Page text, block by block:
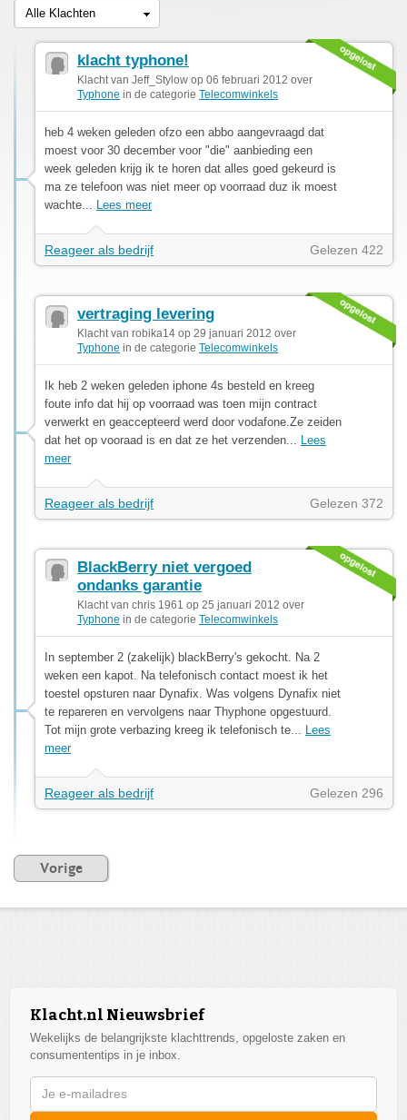
Alle Klachten
klacht typhone!
Klacht van Jeff_Stylow op 06 februari 2012 over
Typhone in de categorie Telecomwinkels
heb 4 weken geleden ofzo een abbo aangevraagd dat
moest voor 30 december voor "die" aanbieding een
week geleden krijg ik te horen dat alles goed gekeurd is
ma ze telefoon was niet meer op voorraad duz ik moest
wachte... Lees meer
Reageer als bedrijf Gelezen 422
vertraging levering
Klacht van robika14 op 29 januari 2012 over
Typhone in de categorie Telecomwinkels
Ik heb 2 weken geleden iphone 4s besteld en kreeg
foute info dat hij op voorraad was toen mijn contract
verwerkt en geaccepteerd werd door vodafone.Ze zeiden
dat het op vooraad is en dat ze het verzenden... Lees
meer
Reageer als bedrijf Gelezen 372
BlackBerry niet vergoed
ondanks garantie
Klacht van chris 1961 op 25 januari 2012 over
Typhone in de categorie Telecomwinkels
In september 2 (zakelijk) blackBerry's gekocht. Na 2
weken een kapot. Na telefonisch contact moest ik het
toestel opsturen naar Dynafix. Was volgens Dynafix niet
te repareren en vervolgens naar Thyphone opgestuurd.
Tot mijn grote verbazing kreeg ik telefonisch te... Lees
meer
Reageer als bedrijf Gelezen 296
Vorige
Klacht.nl Nieuwsbrief
Wekelijks de belangrijkste klachttrends, opgeloste zaken en
consumententips in je inbox.